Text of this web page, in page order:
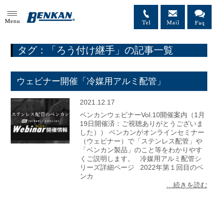
タグ：「ろう付け継手」の記事一覧
ウェビナー開催「冷媒用アルミ配管」
2021.12.17
ベンカンウェビナーVol.10開催案内（1月
19日開催済：ご視聴ありがとうございま
した）） ベンカンがオンラインセミナー
（ウェビナー）で「ステンレス配管」や
「ベンカン製品」のこと等をわかりやす
くご説明します。 冷媒用アルミ配管シ
リーズ詳細ページ 2022年第１回目のベ
ンカ
…続きを読む